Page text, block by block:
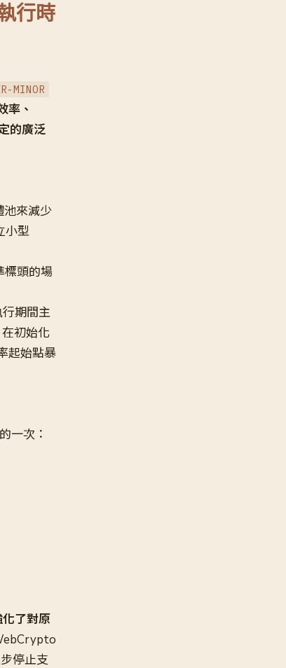
行時
MINOR
率、
的廣泛
池來減少
小型
標頭的場
行期間主
初始化
起始點暴
一次：
了對原
停止支